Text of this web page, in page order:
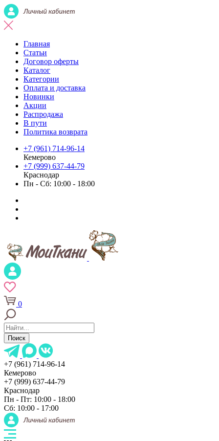
Главная
Статьи
Договор оферты
Каталог
Категории
Оплата и доставка
Новинки
Акции
Распродажа
В пути
Политика возврата
+7 (961) 714-96-14
Кемерово
+7 (999) 637-44-79
Краснодар
Пн - Сб: 10:00 - 18:00
0
Поиск
+7 (961) 714-96-14
Кемерово
+7 (999) 637-44-79
Краснодар
Пн - Пт: 10:00 - 18:00
Сб: 10:00 - 17:00